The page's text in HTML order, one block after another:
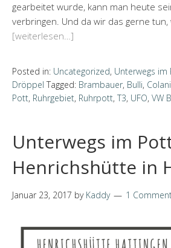
gearbeitet wurde, kann man heute
verbringen. Und da wir das gerne
[weiterlesen…]
Posted in: Uncategorized, Unterwegs im
Dröppel Tagged: Brambauer, Bulli, Colani
Pott, Ruhrgebiet, Ruhrpott, T3, UFO, VW
Unterwegs im
Henrichshütte in
Januar 23, 2017 by Kaddy 1